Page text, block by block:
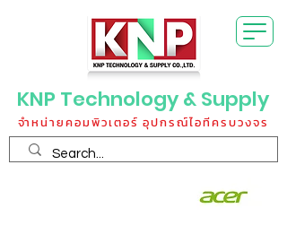
KNP Technology & Supply
จำหน่ายคอมพิวเตอร์ อุปกรณ์ไอทีครบวงจร